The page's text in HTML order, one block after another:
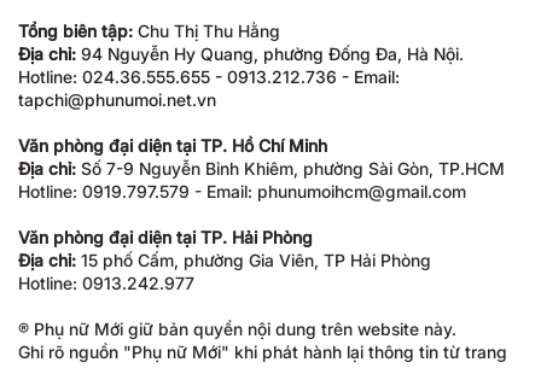
Tổng biên tập: Chu Thị Thu Hằng
Địa chỉ: 94 Nguyễn Hy Quang, phường Đống Đa, Hà Nội.
Hotline: 024.36.555.655 - 0913.212.736 - Email:
tapchi@phunumoi.net.vn
Văn phòng đại diện tại TP. Hồ Chí Minh
Địa chỉ: Số 7-9 Nguyễn Bỉnh Khiêm, phường Sài Gòn, TP.HCM
Hotline: 0919.797.579 - Email: phunumoihcm@gmail.com
Văn phòng đại diện tại TP. Hải Phòng
Địa chỉ: 15 phố Cấm, phường Gia Viên, TP Hải Phòng
Hotline: 0913.242.977
® Phụ nữ Mới giữ bản quyền nội dung trên website này.
Ghi rõ nguồn "Phụ nữ Mới" khi phát hành lại thông tin từ trang